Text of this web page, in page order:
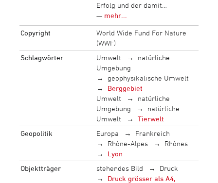
Erfolg und der damit…
— mehr...
Copyright
World Wide Fund For Nature
(WWF)
Schlagwörter
Umwelt
natürliche
Umgebung
geophysikalische Umwelt
Berggebiet
Umwelt
natürliche
Umgebung
natürliche
Umwelt
Tierwelt
Geopolitik
Europa
Frankreich
Rhône-Alpes
Rhônes
Lyon
Objektträger
stehendes Bild
Druck
Druck grösser als A4,